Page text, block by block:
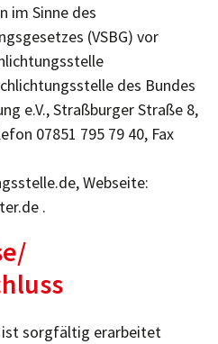
im Sinne des
(VSBG) vor
des Bundes
e.V., Straßburger Straße 8,
07851 795 79 40, Fax
Webseite:
.
sorgfältig erarbeitet